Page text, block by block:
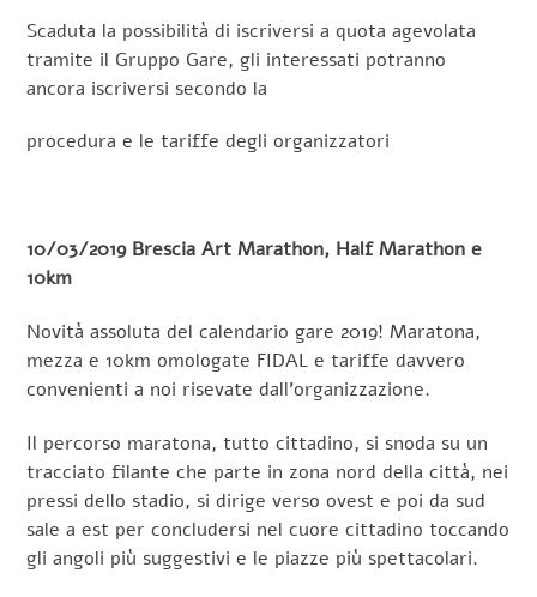
Scaduta la possibilità di iscriversi a quota agevolata
tramite il Gruppo Gare, gli interessati potranno
ancora iscriversi secondo la
procedura e le tariffe degli organizzatori
10/03/2019 Brescia Art Marathon, Half Marathon e
10km
Novità assoluta del calendario gare 2019! Maratona,
mezza e 10km omologate FIDAL e tariffe davvero
convenienti a noi risevate dall’organizzazione.
Il percorso maratona, tutto cittadino, si snoda su un
tracciato filante che parte in zona nord della città, nei
pressi dello stadio, si dirige verso ovest e poi da sud
sale a est per concludersi nel cuore cittadino toccando
gli angoli più suggestivi e le piazze più spettacolari.